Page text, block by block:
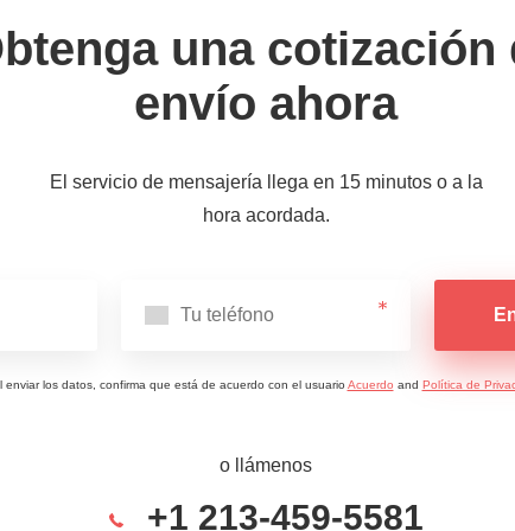
una cotización
envío ahora
El servicio de mensajería llega en 15 minutos o a la
hora acordada.
enviar los datos, confirma que está de acuerdo con el usuario Acuerdo and Política de
o llámenos
+1 213-459-5581